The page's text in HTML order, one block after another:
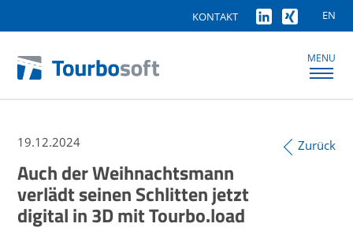
EN
KONTAKT
MENU
19.12.2024
Auch der Weihnachtsmann
verlädt seinen Schlitten jetzt
digital in 3D mit Tourbo.load
Zurück